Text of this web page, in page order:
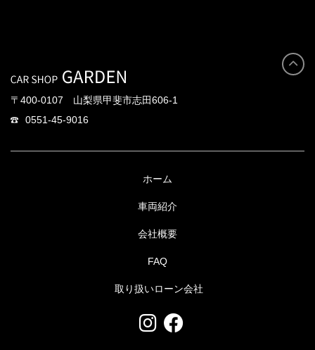
〒400-0107 山梨県甲斐市志田606-1
0551-45-9016
ホーム
車両紹介
会社概要
FAQ
取り扱いローン会社